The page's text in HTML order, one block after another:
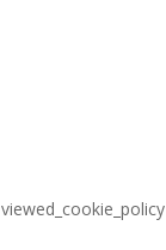
viewed_cookie_policy